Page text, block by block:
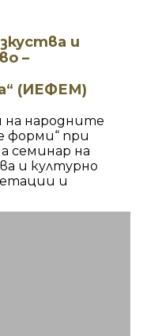
и
–
(ИЕФЕМ)
на народните
форми“ при
семинар на
и културно
и